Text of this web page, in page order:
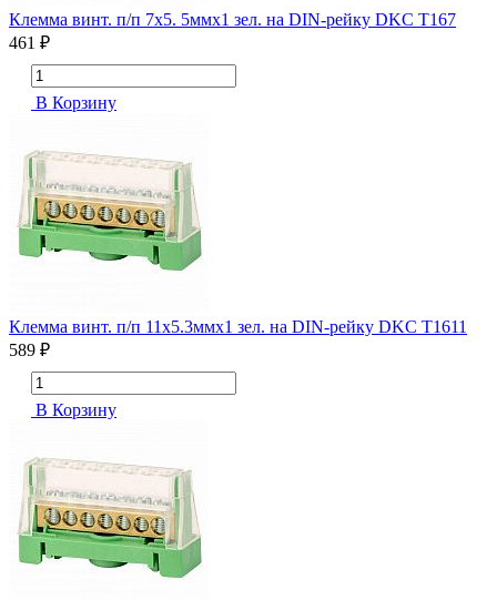
Клемма винт. п/п 7х5. 5ммх1 зел. на DIN-рейку DKC T167
461 ₽
В Корзину
Клемма винт. п/п 11х5.3ммх1 зел. на DIN-рейку DKC T1611
589 ₽
В Корзину